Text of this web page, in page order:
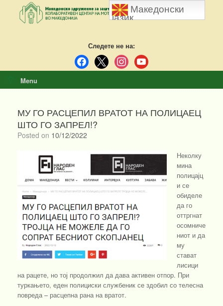
content
Следете не на:
facebook
x instagramyoutube
Menu
МУ ГО РАСЦЕПИЛ ВРАТОТ НА ПОЛИЦАЕЦ
ШТО ГО ЗАПРЕЛ!?
Posted on 10/12/2022
Неколку
мина
полицајц
и се
обиделе
да го
оттргнат
осомниче
ниот и да
му
стават
лисици
на рацете, но тој продолжил да дава активен отпор. При
туркањето, еден полициски службеник се здобил со телесна
повреда – расцепна рана на вратот.
Македонски
јазик